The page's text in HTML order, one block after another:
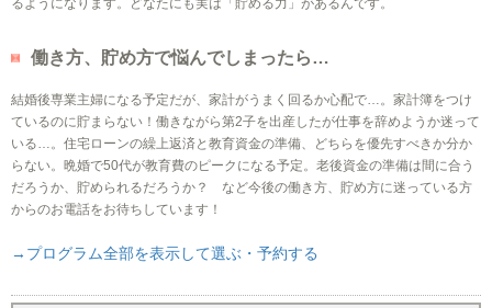
るようになります。どなたにも実は「貯める力」があるんです。
働き方、貯め方で悩んでしまったら…
結婚後専業主婦になる予定だが、家計がうまく回るか心配で…。家計簿をつけ
ているのに貯まらない！働きながら第2子を出産したが仕事を辞めようか迷って
いる…。住宅ローンの繰上返済と教育資金の準備、どちらを優先すべきか分か
らない。晩婚で50代が教育費のピークになる予定。老後資金の準備は間に合う
だろうか、貯められるだろうか？ など今後の働き方、貯め方に迷っている方
からのお電話をお待ちしています！
→プログラム全部を表示して選ぶ・予約する